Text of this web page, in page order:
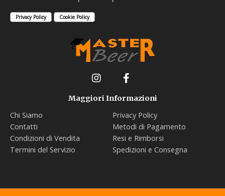
Privacy Policy Cookie Policy
Maggiori Informazioni
Chi Siamo
Contatti
Condizioni di Vendita
Termini del Servizio
Privacy Policy
Metodi di Pagamento
Resi e Rimborsi
Spedizioni e Consegna